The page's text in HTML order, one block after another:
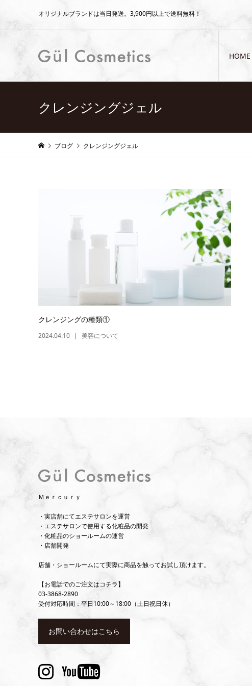
オリジナルブランドは当日発送。3,900円以上で送料無料！
HOME
クレンジングジェル
ブログ クレンジングジェル
クレンジングの種類①
2024.04.10 美容について
Ｍｅｒｃｕｒｙ
・実店舗にてエステサロンを運営
・エステサロンで使用する化粧品の開発
・化粧品のショールームの運営
・店舗開発
店舗・ショールームにて実際に商品を触ってお試し頂けます。
【お電話でのご注文はコチラ】
03-3868-2890
受付対応時間：平日10:00～18:00（土日祝日休）
お問い合わせはこちら